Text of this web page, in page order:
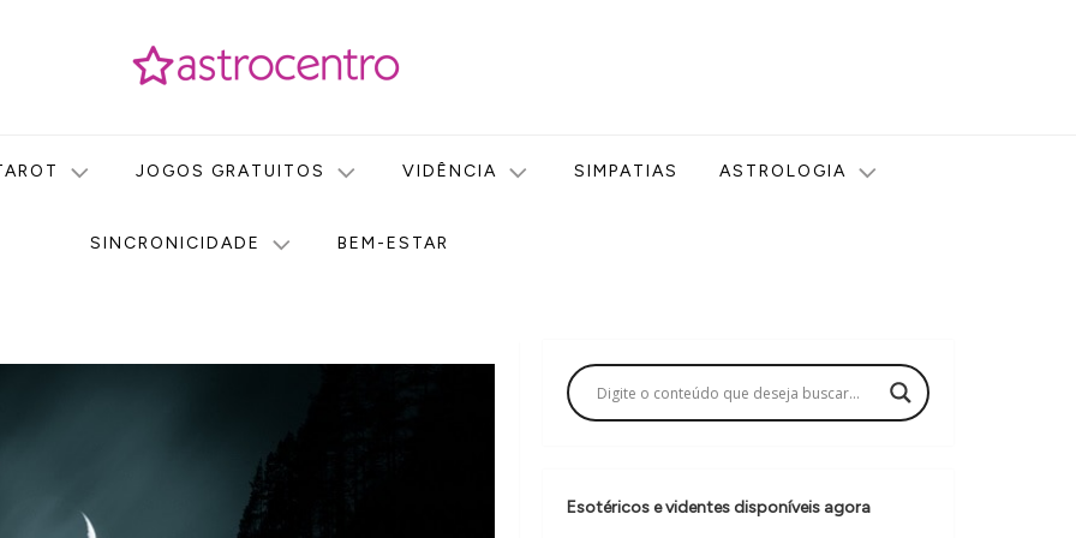
JOGOS GRATUITOS VIDÊNCIA SIMPATIAS ASTROLOGIA
SINCRONICIDADE BEM-ESTAR
Esotéricos e videntes disponíveis agora